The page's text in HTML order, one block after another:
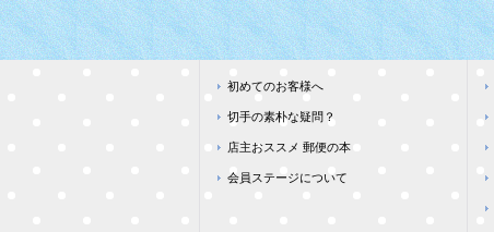
初めてのお客様へ
切手の素朴な疑問？
店主おススメ 郵便の本
会員ステージについて